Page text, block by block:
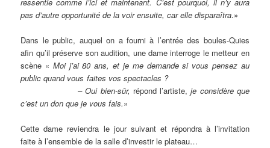
pas d’autre opportunité de la voir ensuite, car elle disparaîtra.»
Dans le public, auquel on a fourni à l’entrée des boules-Quies
afin qu’il préserve son audition, une dame interroge le metteur en
scène « Moi j’ai 80 ans, et je me demande si vous pensez au
public quand vous faites vos spectacles ?
– Oui bien-sûr, répond l’artiste,je considère que
c’est un don que je vous fais.»
Cette dame reviendra le jour suivant et répondra à l’invitation
faite à l’ensemble de la salle d’investir le plateau…